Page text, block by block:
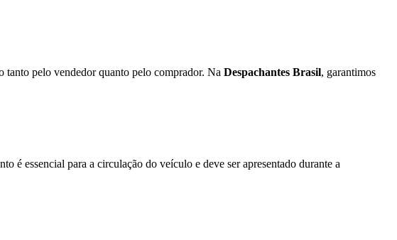
pelo vendedor quanto pelo comprador. Na Despachantes Brasil, garantimos
é essencial para a circulação do veículo e deve ser apresentado durante a